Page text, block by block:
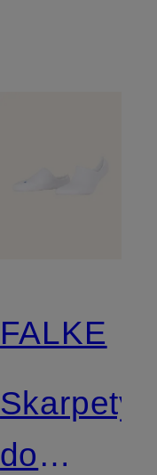
FALKE
Skarpety
do